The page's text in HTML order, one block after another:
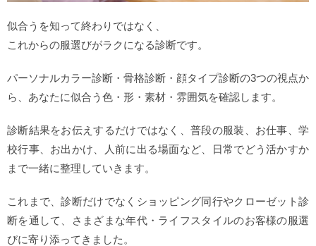
似合うを知って終わりではなく、
これからの服選びがラクになる診断です。
パーソナルカラー診断・骨格診断・顔タイプ診断の3つの視点か
ら、あなたに似合う色・形・素材・雰囲気を確認します。
診断結果をお伝えするだけではなく、普段の服装、お仕事、学
校行事、お出かけ、人前に出る場面など、日常でどう活かすか
まで一緒に整理していきます。
これまで、診断だけでなくショッピング同行やクローゼット診
断を通して、さまざまな年代・ライフスタイルのお客様の服選
びに寄り添ってきました。